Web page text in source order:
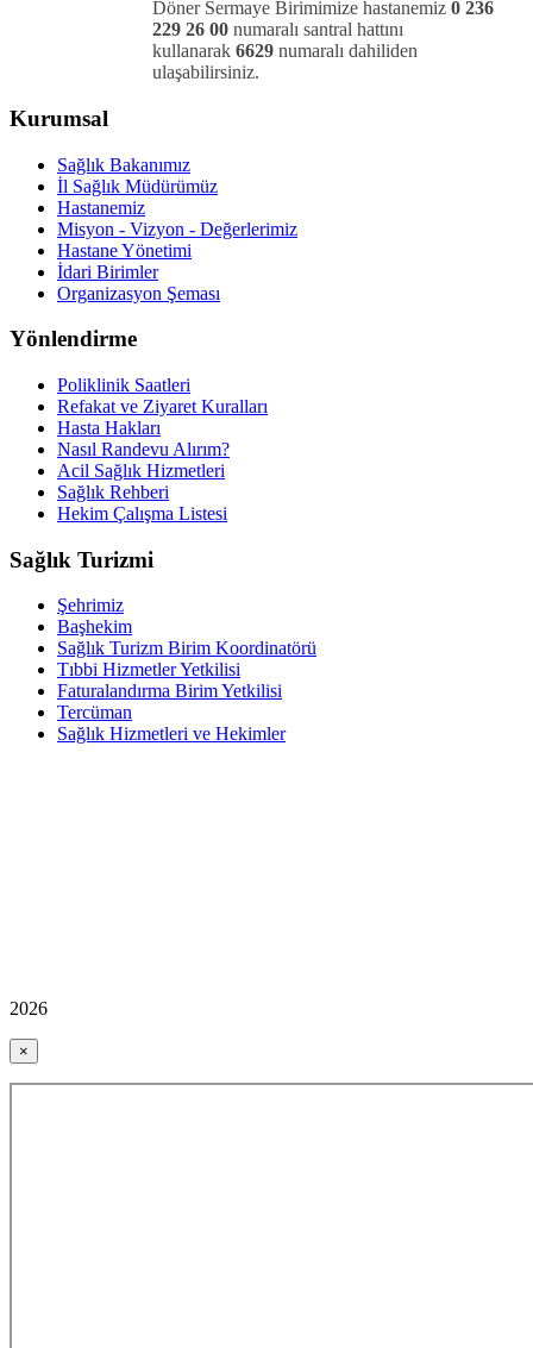
Döner Sermaye Birimimize hastanemiz 0 236
229 26 00 numaralı santral hattını
kullanarak 6629 numaralı dahiliden
ulaşabilirsiniz.
Kurumsal
Sağlık Bakanımız
İl Sağlık Müdürümüz
Hastanemiz
Misyon - Vizyon - Değerlerimiz
Hastane Yönetimi
İdari Birimler
Organizasyon Şeması
Yönlendirme
Poliklinik Saatleri
Refakat ve Ziyaret Kuralları
Hasta Hakları
Nasıl Randevu Alırım?
Acil Sağlık Hizmetleri
Sağlık Rehberi
Hekim Çalışma Listesi
Sağlık Turizmi
Şehrimiz
Başhekim
Sağlık Turizm Birim Koordinatörü
Tıbbi Hizmetler Yetkilisi
Faturalandırma Birim Yetkilisi
Tercüman
Sağlık Hizmetleri ve Hekimler
2026
×